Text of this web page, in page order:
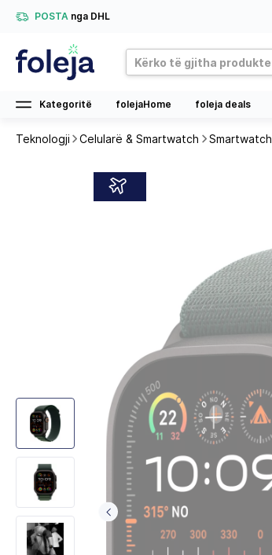
POSTA nga DHL
Kategoritë folejaHome foleja deals
Teknologji Celularë & Smartwatch Smartwatch